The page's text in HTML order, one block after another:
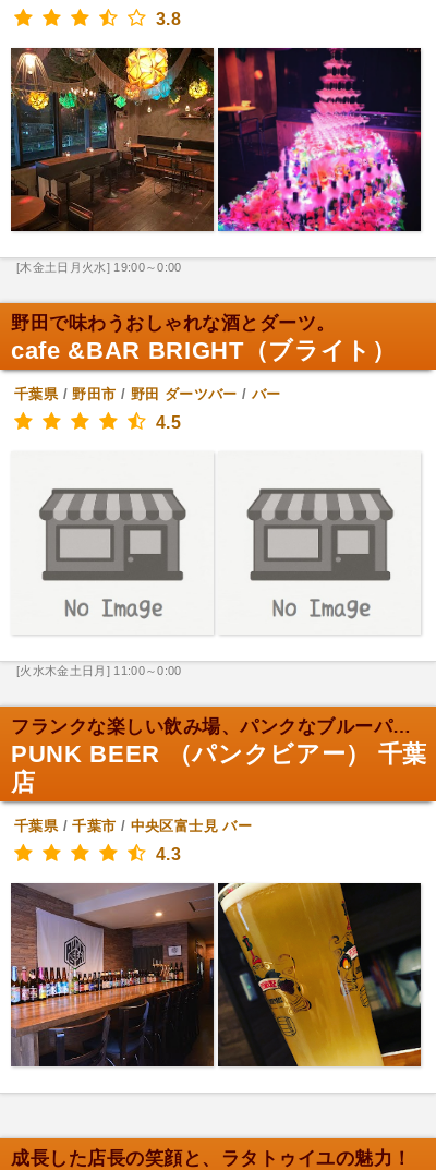
3.8
[木金土日月火水] 19:00～0:00
野田で味わうおしゃれな酒とダーツ。
cafe &BAR BRIGHT（ブライト）
千葉県/野田市 / 野田 ダーツバー / バー
4.5
[火水木金土日月] 11:00～0:00
フランクな楽しい飲み場、パンクなブルーパブ。
PUNK BEER （パンクビアー） 千葉
店
千葉県/千葉市 / 中央区富士見 バー
4.3
成長した店長の笑顔と、ラタトゥイユの魅力！